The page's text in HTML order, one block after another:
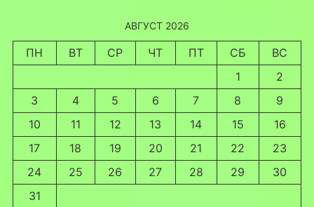
АВГУСТ 2026
ПН ВТ СР ЧТ ПТ СБ
ВС
1
2
3
4 5 6 7 8
9
10
11 12 13 14 15
16
17
18 19 20 21 22
23
24
25 26 27 28 29
30
31